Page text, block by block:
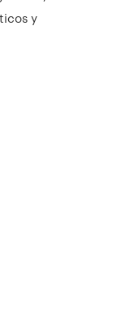
y